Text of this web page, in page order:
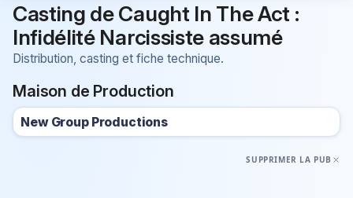
Casting de Caught In The Act :
Infidélité Narcissiste assumé
Distribution, casting et fiche technique.
Maison de Production
New Group Productions
SUPPRIMER LA PUB